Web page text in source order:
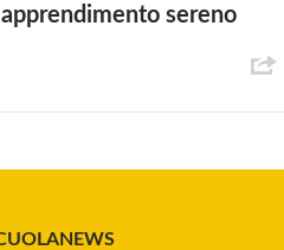
sereno